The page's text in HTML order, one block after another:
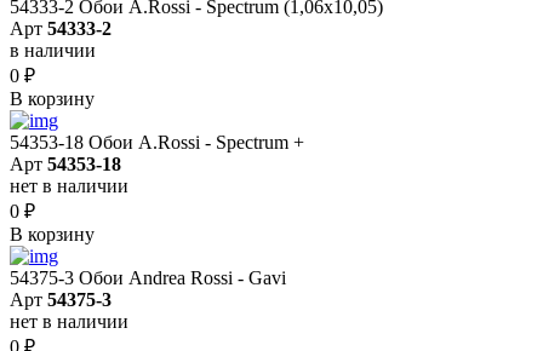
54333-2 Обои A.Rossi - Spectrum (1,06x10,05)
Арт 54333-2
в наличии
0 ₽
В корзину
54353-18 Обои A.Rossi - Spectrum +
Арт 54353-18
нет в наличии
0 ₽
В корзину
54375-3 Обои Andrea Rossi - Gavi
Арт 54375-3
нет в наличии
0 ₽